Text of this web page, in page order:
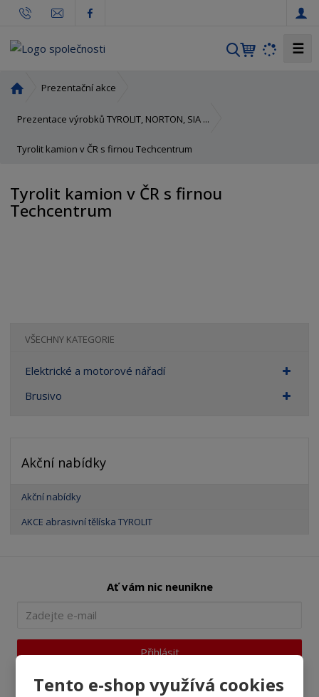
Tento e-shop využívá cookies
V
☰
o
n
t
r
Prezentační akce
Prezentace výrobků TYROLIT, NORTON, SIA ...
Tyrolit kamion v ČR s firnou Techcentrum
Tyrolit kamion v ČR s firnou
Techcentrum
VŠECHNY KATEGORIE
Elektrické a motorové nářadí
Brusivo
Akční nabídky
Akční nabídky
AKCE abrasivní tělíska TYROLIT
Ať vám nic neunikne
Přihlásit
Souhlasím se
zpracováním osobních údajů .